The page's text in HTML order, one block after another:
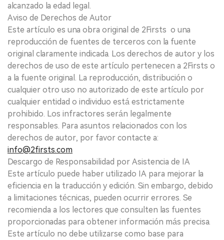
alcanzado la edad legal.
Aviso de Derechos de Autor
Este artículo es una obra original de 2Firsts o una
reproducción de fuentes de terceros con la fuente
original claramente indicada. Los derechos de autor y los
derechos de uso de este artículo pertenecen a 2Firsts o
a la fuente original. La reproducción, distribución o
cualquier otro uso no autorizado de este artículo por
cualquier entidad o individuo está estrictamente
prohibido. Los infractores serán legalmente
responsables. Para asuntos relacionados con los
derechos de autor, por favor contacte a:
info@2firsts.com
Descargo de Responsabilidad por Asistencia de IA
Este artículo puede haber utilizado IA para mejorar la
eficiencia en la traducción y edición. Sin embargo, debido
a limitaciones técnicas, pueden ocurrir errores. Se
recomienda a los lectores que consulten las fuentes
proporcionadas para obtener información más precisa.
Este artículo no debe utilizarse como base para